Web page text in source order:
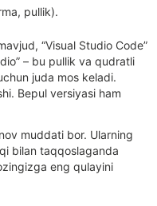
pullik).
“Visual Studio Code”
– bu pullik va qudratli
juda mos keladi.
Bepul versiyasi ham
muddati bor. Ularning
bilan taqqoslaganda
eng qulayini